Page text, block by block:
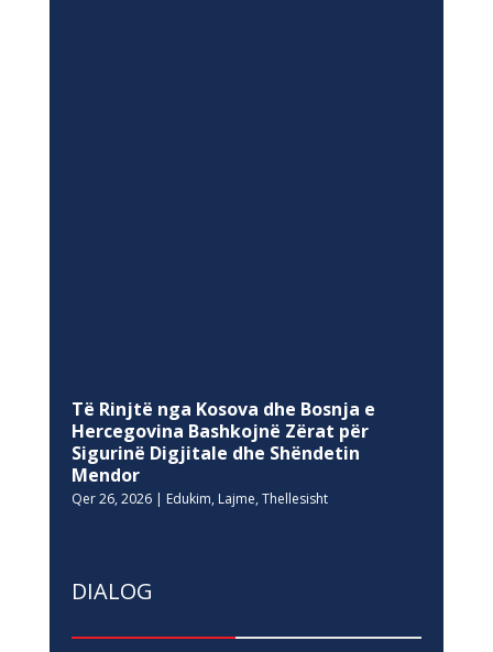
Të Rinjtë nga Kosova dhe Bosnja e
Hercegovina Bashkojnë Zërat për
Sigurinë Digjitale dhe Shëndetin
Mendor
Qer 26, 2026| Edukim, Lajme, Thellesisht
DIALOG